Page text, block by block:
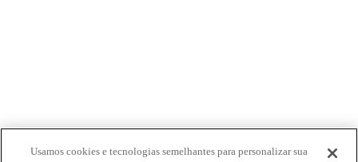
Usamos cookies e tecnologias semelhantes para personalizar sua